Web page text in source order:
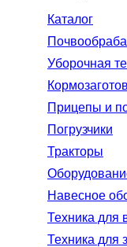
Каталог
Уборочная
Прицепы и
Погрузчики
Тракторы
Навесное
Техника для
Техника для